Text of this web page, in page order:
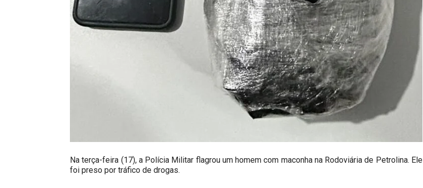
Na terça-feira (17), a Polícia Militar flagrou um homem com maconha na Rodoviária de Petrolina. Ele
foi preso por tráfico de drogas.